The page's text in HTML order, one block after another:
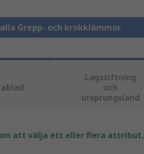
alla Grepp- och krokklämmor
Lagstiftning
och
ursprungsland
att välja ett eller flera attribut.